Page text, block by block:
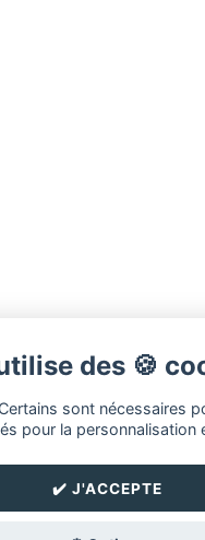
des 🍪
sont nécessaires
pour la personnalisation
✔️ J'ACCEPTE